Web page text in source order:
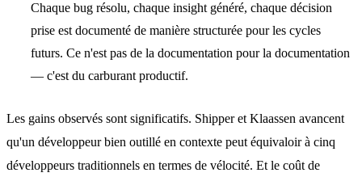
Chaque bug résolu, chaque insight généré, chaque décision
prise est documenté de manière structurée pour les cycles
futurs. Ce n'est pas de la documentation pour la documentation
— c'est du carburant productif.
Les gains observés sont significatifs. Shipper et Klaassen avancent
qu'un développeur bien outillé en contexte peut équivaloir à cinq
développeurs traditionnels en termes de vélocité. Et le coût de